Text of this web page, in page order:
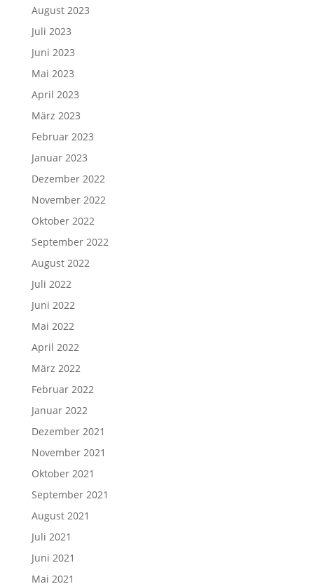
August 2023
Juli 2023
Juni 2023
Mai 2023
April 2023
März 2023
Februar 2023
Januar 2023
Dezember 2022
November 2022
Oktober 2022
September 2022
August 2022
Juli 2022
Juni 2022
Mai 2022
April 2022
März 2022
Februar 2022
Januar 2022
Dezember 2021
November 2021
Oktober 2021
September 2021
August 2021
Juli 2021
Juni 2021
Mai 2021